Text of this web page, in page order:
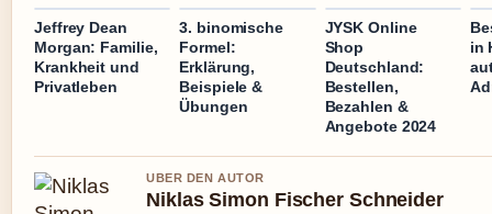
Jeffrey Dean
Morgan: Familie,
Krankheit und
Privatleben
3. binomische
Formel:
Erklärung,
Beispiele &
Übungen
JYSK Online
Shop
Deutschland:
Bestellen,
Bezahlen &
Angebote 2024
in
UBER DEN AUTOR
Niklas Simon Fischer Schneider